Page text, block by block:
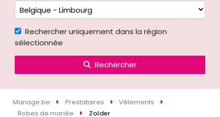
Rechercher uniquement dans la région
sélectionnée
Rechercher
Mariage.be Prestataires
Vêtements
Robes de mariée
Zolder